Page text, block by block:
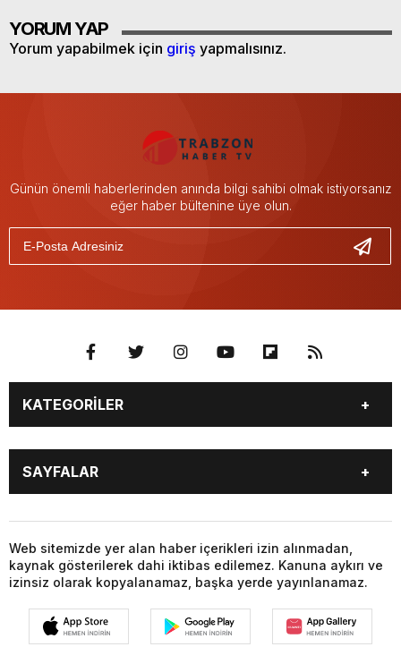
YORUM YAP
Yorum yapabilmek için giriş yapmalısınız.
Günün önemli haberlerinden anında bilgi sahibi olmak istiyorsanız
eğer haber bültenine üye olun.
KATEGORİLER
GÜNDEM
SEKTÖR ÖZEL
DÜNYA
EKONOMİ
SPOR
SAYFALAR
DÜNYA
SİYASET
EKONOMİ
SPOR
Web sitemizde yer alan haber içerikleri izin alınmadan,
kaynak gösterilerek dahi iktibas edilemez. Kanuna aykırı ve
izinsiz olarak kopyalanamaz, başka yerde yayınlanamaz.